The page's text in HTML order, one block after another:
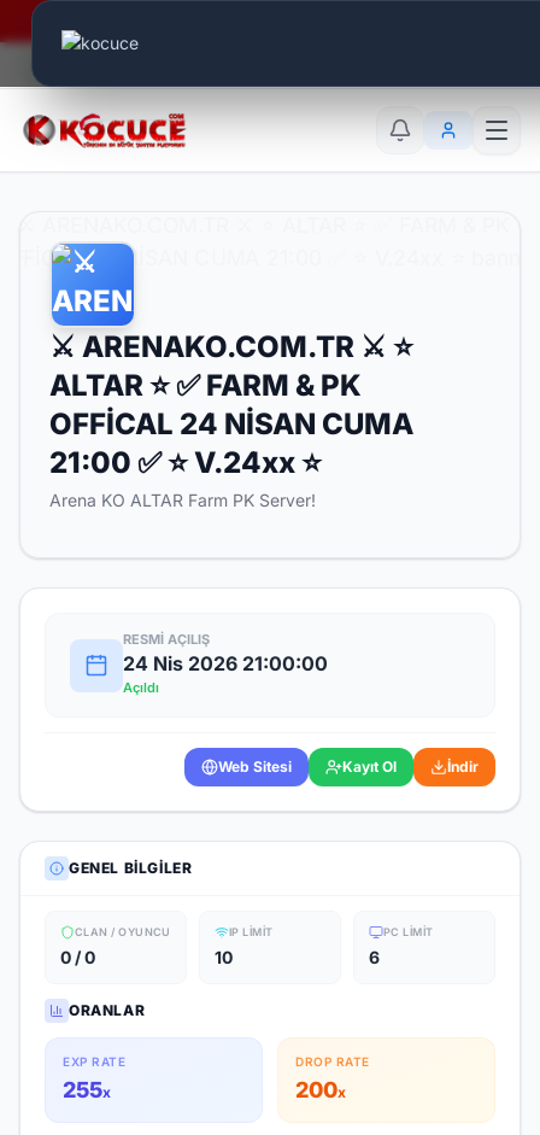
⚔️ ARENAKO.COM.TR ⚔️ ⭐
ALTAR ⭐ ✅ FARM & PK
OFFİCAL 24 NİSAN CUMA
21:00 ✅ ⭐ V.24xx ⭐
Arena KO ALTAR Farm PK Server!
RESMI AÇILIŞ
24 Nis 2026 21:00:00
Açıldı
Web Sitesi Kayıt Ol İndir
GENEL BILGILER
CLAN / OYUNCU
0 / 0
IP LIMIT
10
PC LIMIT
6
ORANLAR
EXP RATE
255x
DROP RATE
200x